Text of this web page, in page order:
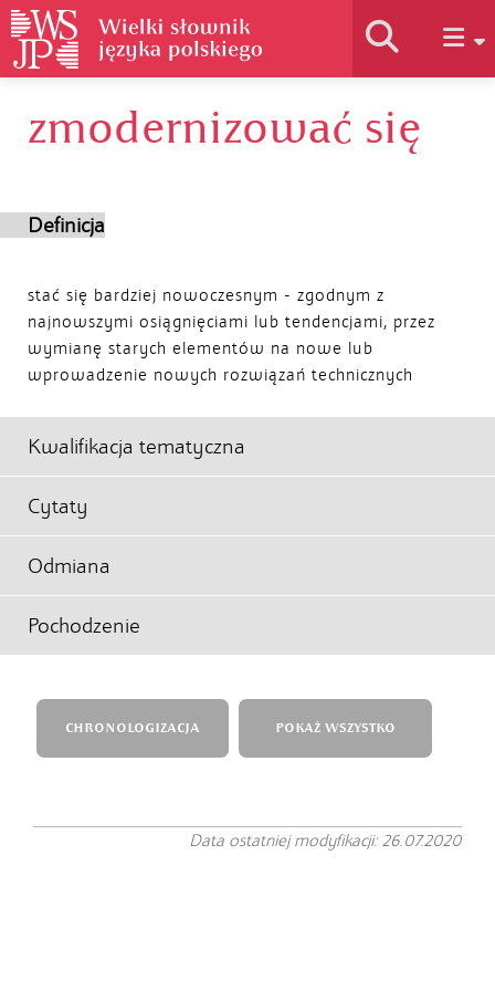
Historia słownika
Autorzy
zmodernizować się
Definicja
stać się bardziej nowoczesnym - zgodnym z
najnowszymi osiągnięciami lub tendencjami, przez
wymianę starych elementów na nowe lub
wprowadzenie nowych rozwiązań technicznych
Kwalifikacja tematyczna
Cytaty
Odmiana
Pochodzenie
CHRONOLOGIZACJA POKAŻ WSZYSTKO
Data ostatniej modyfikacji: 26.07.2020